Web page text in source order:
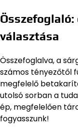
választása
Összefoglalva, a
számos tényezőtől
megfelelő
utolsó sorban a
ép, megfelelően
fogyasszunk!